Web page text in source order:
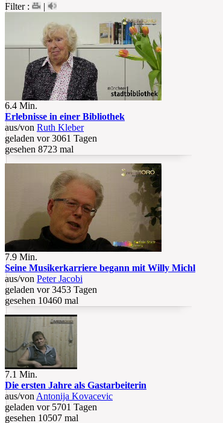
Filter :
|
6.4 Min.
Erlebnisse in einer Bibliothek
aus/von Ruth Kleber
geladen vor 3061 Tagen
gesehen 8723 mal
7.9 Min.
Seine Musikerkarriere begann mit Willy Michl
aus/von Peter Jacobi
geladen vor 3453 Tagen
gesehen 10460 mal
7.1 Min.
Die ersten Jahre als Gastarbeiterin
aus/von Antonija Kovacevic
geladen vor 5701 Tagen
gesehen 10507 mal